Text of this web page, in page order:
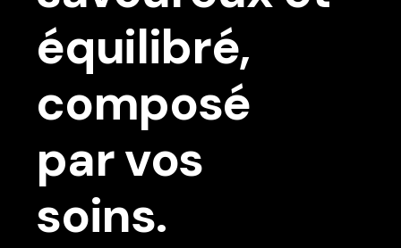
équilibré,
composé
par vos
soins.